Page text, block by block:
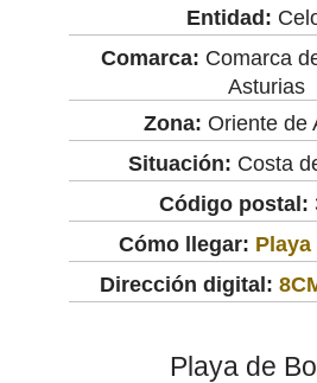
Entidad:
Comarca: Comarca
Asturias
Zona: Oriente de
Situación: Costa
Código postal:
Cómo llegar:
Dirección digital:
Playa de